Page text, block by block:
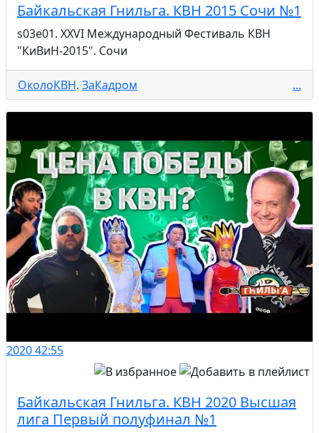
Байкальская Гнильга. КВН 2015 Сочи №1
s03e01. XXVI Международный Фестиваль КВН
"КиВиН-2015". Сочи
ОколоКВН. ЗаКадром ...
202042:55
Байкальская Гнильга. КВН 2020 Высшая
лига Первый полуфинал №1